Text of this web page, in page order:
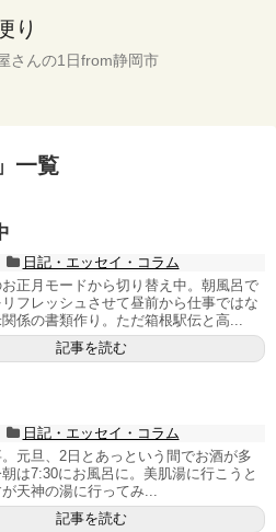
り
さんの1日from静岡市
一覧
日記・エッセイ・コラム
正月モードから切り替え中。朝風呂で
リフレッシュさせて昼前から仕事ではな
係の書類作り。ただ箱根駅伝と高...
記事を読む
日記・エッセイ・コラム
元旦、2日とあっという間でお酒が多
は7:30にお風呂に。美肌湯に行こうと
天神の湯に行ってみ...
記事を読む